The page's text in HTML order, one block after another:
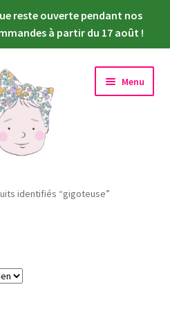
reste ouverte pendant nos
à partir du 17 août !
Menu
identifiés “gigoteuse”